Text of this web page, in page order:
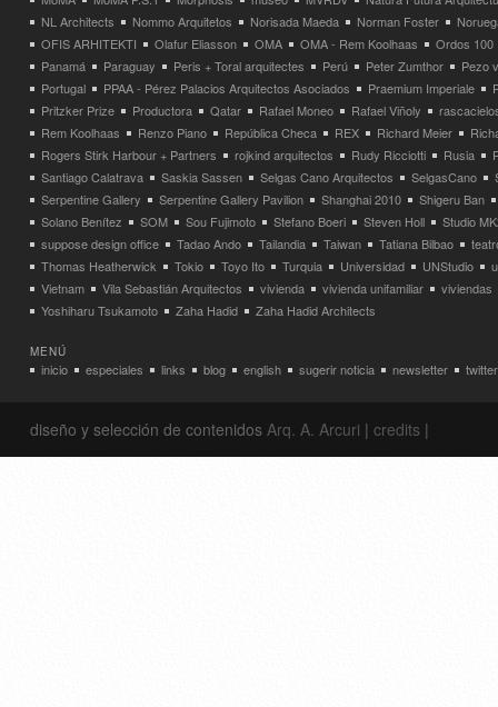
NL Architects
Nommo Arquitetos Norisada Maeda Norman Foster
OFIS ARHITEKTI
Olafur Eliasson OMA OMA - Rem Koolhaas
Ordos 100
Panamá
Paraguay Peris + Toral arquitectes Perú Peter Zumthor
Pezo
Portugal
PPAA - Pérez Palacios Arquitectos Asociados Praemium Imperiale
Pritzker Prize
Productora Qatar Rafael Moneo Rafael Viñoly
Rem Koolhaas
Renzo Piano República Checa REX Richard Meier
Rogers Stirk Harbour + Partners
rojkind arquitectos Rudy Ricciotti Rusia
Santiago Calatrava
Saskia Sassen Selgas Cano Arquitectos SelgasCano
Serpentine Gallery
Serpentine Gallery Pavilion Shanghai 2010
Shigeru Ban
Solano Benítez
SOM Sou Fujimoto Stefano Boeri Steven Holl
Studio
suppose design office
Tadao Ando Tailandia Taiwan Tatiana Bilbao
Thomas Heatherwick
Tokio Toyo Ito Turquia Universidad UNStudio
Vietnam
Vila Sebastián Arquitectos vivienda vivienda unifamiliar
viviendas
Yoshiharu Tsukamoto
Zaha Hadid Zaha Hadid Architects
MENÚ
inicio especiales links blog english sugerir noticia newsletter twitter
diseño y selección de contenidos Arq. A. Arcuri | credits |